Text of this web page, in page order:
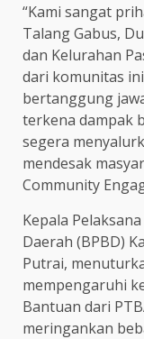
“Kami sangat
Talang Gabus,
dan Kelurahan
dari komunitas
bertanggung
terkena dampak
segera
mendesak
Community
Kepala
Daerah (BPBD)
Putrai,
mempengaruhi
Bantuan dari
meringankan